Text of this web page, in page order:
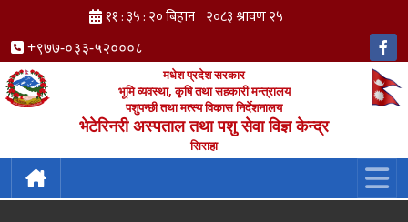
+९७७-०३३-५२०००८
मधेश प्रदेश सरकार
भूमि व्यवस्था, कृषि तथा सहकारी मन्त्रालय
पशुपन्छी तथा मत्स्य विकास निर्देशनालय
भेटेरिनरी अस्पताल तथा पशु सेवा विज्ञ केन्द्र
सिराहा